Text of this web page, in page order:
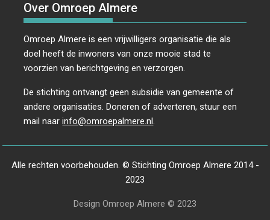
Over Omroep Almere
Omroep Almere is een vrijwilligers organisatie die als
doel heeft de inwoners van onze mooie stad te
voorzien van berichtgeving en verzorgen.
De stichting ontvangt geen subsidie van gemeente of
andere organisaties. Doneren of adverteren, stuur een
mail naarinfo@omroepalmere.nl.
Alle rechten voorbehouden. © Stichting Omroep Almere 2014 -
2023
Design Omroep Almere © 2023